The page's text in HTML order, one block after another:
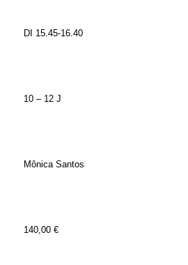
DI 15.45-16.40
10 – 12 J
Mônica Santos
140,00 €